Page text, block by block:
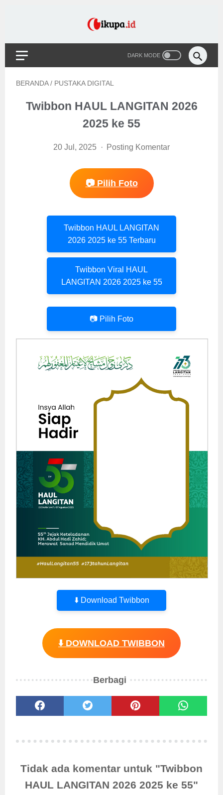
BERANDA / PUSTAKA DIGITAL
Twibbon HAUL LANGITAN 2026
2025 ke 55
20 Jul, 2025 Posting Komentar
📷 Pilih Foto
Twibbon HAUL LANGITAN
2026 2025 ke 55 Terbaru
Twibbon Viral HAUL
LANGITAN 2026 2025 ke 55
📷 Pilih Foto
⬇️ Download Twibbon
⬇️ DOWNLOAD TWIBBON
Berbagi
Tidak ada komentar untuk "Twibbon
HAUL LANGITAN 2026 2025 ke 55"